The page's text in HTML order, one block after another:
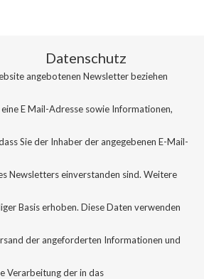
Datenschutz
angebotenen Newsletter beziehen
E Mail-Adresse sowie Informationen,
Sie der Inhaber der angegebenen E-Mail-
Newsletters einverstanden sind. Weitere
Basis erhoben. Diese Daten verwenden
der angeforderten Informationen und
Verarbeitung der in das